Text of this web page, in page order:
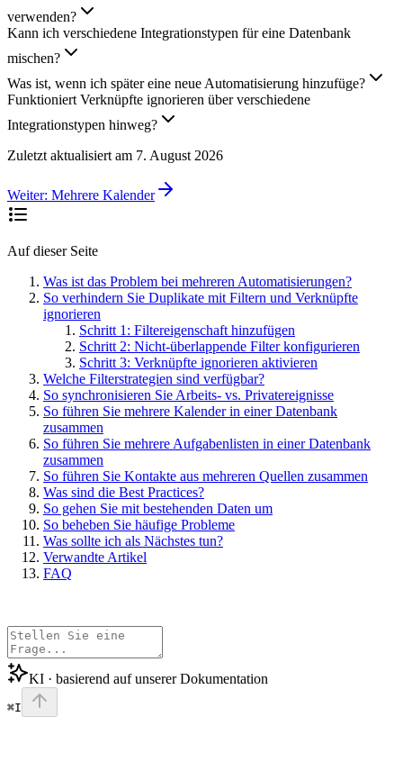
verwenden?
Kann ich verschiedene Integrationstypen für eine Datenbank
mischen?
Was ist, wenn ich später eine neue Automatisierung hinzufüge?
Funktioniert Verknüpfte ignorieren über verschiedene
Integrationstypen hinweg?
Zuletzt aktualisiert am 7. August 2026
Weiter: Mehrere Kalender
Auf dieser Seite
Was ist das Problem bei mehreren Automatisierungen?
So verhindern Sie Duplikate mit Filtern und Verknüpfte
ignorieren
Schritt 1: Filtereigenschaft hinzufügen
Schritt 2: Nicht-überlappende Filter konfigurieren
Schritt 3: Verknüpfte ignorieren aktivieren
Welche Filterstrategien sind verfügbar?
So synchronisieren Sie Arbeits- vs. Privatereignisse
So führen Sie mehrere Kalender in einer Datenbank
zusammen
So führen Sie mehrere Aufgabenlisten in einer Datenbank
zusammen
So führen Sie Kontakte aus mehreren Quellen zusammen
Was sind die Best Practices?
So gehen Sie mit bestehenden Daten um
So beheben Sie häufige Probleme
Was sollte ich als Nächstes tun?
Verwandte Artikel
FAQ
KI · basierend auf unserer Dokumentation
⌘I